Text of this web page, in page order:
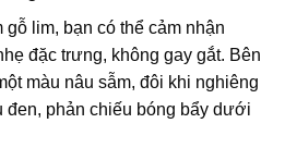
lim, bạn có thể cảm nhận
đặc trưng, không gay gắt. Bên
màu nâu sẫm, đôi khi nghiêng
đen, phản chiếu bóng bẩy dưới